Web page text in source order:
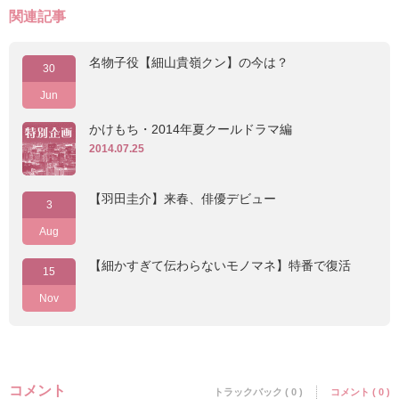
関連記事
30
Jun
名物子役【細山貴嶺クン】の今は？
かけもち・2014年夏クールドラマ編
2014.07.25
3
Aug
【羽田圭介】来春、俳優デビュー
15
Nov
【細かすぎて伝わらないモノマネ】特番で復活
コメント トラックバック ( 0 ) コメント ( 0 )